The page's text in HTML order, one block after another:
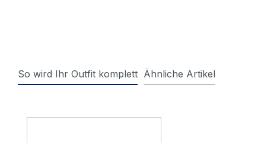
So wird Ihr Outfit komplett Ähnliche Artikel